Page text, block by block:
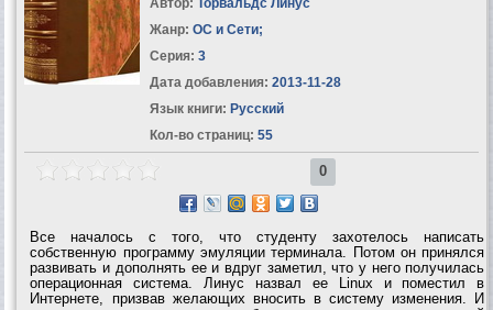
Автор: Торвальдс Линус
Жанр: ОС и Сети;
Серия: 3
Дата добавления: 2013-11-28
Язык книги: Русский
Кол-во страниц: 55
0
Все началось с того, что студенту захотелось написать
собственную программу эмуляции терминала. Потом он принялся
развивать и дополнять ее и вдруг заметил, что у него получилась
операционная система. Линус назвал ее Linux и поместил в
Интернете, призвав желающих вносить в систему изменения. И